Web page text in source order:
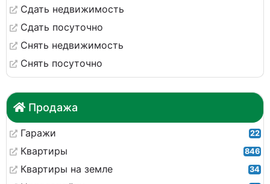
Сдать недвижимость
Сдать посуточно
Снять недвижимость
Снять посуточно
Продажа
Гаражи 22
Квартиры 846
Квартиры на земле 34